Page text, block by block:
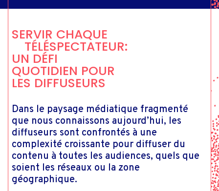
SERVIR CHAQUE
TÉLÉSPECTATEUR:
UN DÉFI
QUOTIDIEN POUR
LES DIFFUSEURS
Dans le paysage médiatique fragmenté
que nous connaissons aujourd’hui, les
diffuseurs sont confrontés à une
complexité croissante pour diffuser du
contenu à toutes les audiences, quels que
soient les réseaux ou la zone
géographique.